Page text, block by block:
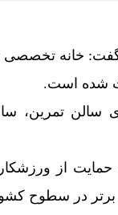
عملیات
خانه تخصصی
سالن تمرین،
از
برتر در سطوح